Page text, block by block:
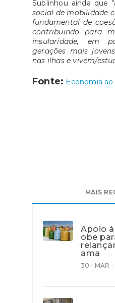
Sublinhou ainda que "
social de mobilidade
fundamental de
contribuindo para
insularidade, em
gerações mais
nas ilhas e vivem/
Fonte: Economia
MAIS
Apoio
obe
ama
30 - MAR